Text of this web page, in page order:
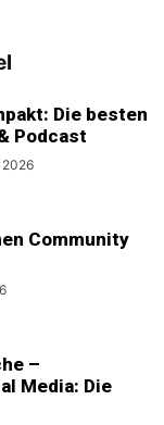
Die besten
Podcast
2026
Community
–
Media: Die